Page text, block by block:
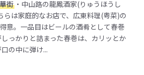
街・中山路の龍鳳酒家(りゅうほうし
らは家庭的なお店で、広東料理(粤菜)の
意。一品目はビールの酒肴として春巻
っかりと詰まった春巻は、カリッとか
の中に弾け...